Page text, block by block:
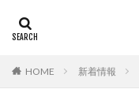
HOME 新着情報